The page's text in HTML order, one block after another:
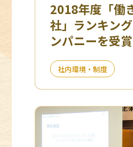
2018年度「働
社」ランキン
ンパニーを受
た！
社内環境・制度